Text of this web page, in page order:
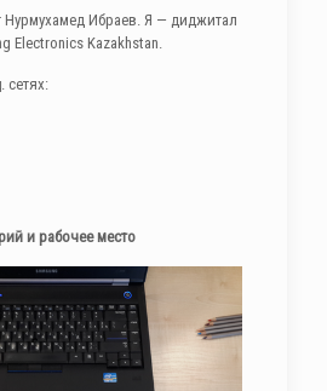
Нурмухамед Ибраев. Я — диджитал
Electronics Kazakhstan.
сетях:
и рабочее место